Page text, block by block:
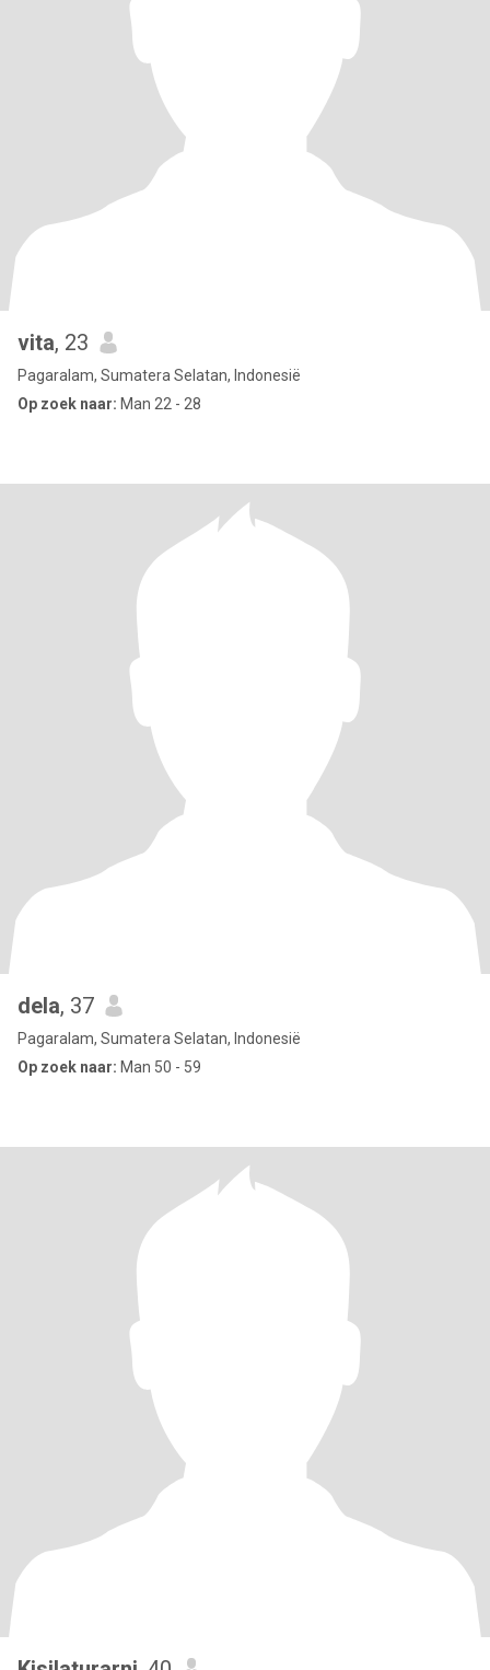
vita, 23
Pagaralam, Sumatera Selatan, Indonesië
Op zoek naar: Man 22 - 28
dela, 37
Pagaralam, Sumatera Selatan, Indonesië
Op zoek naar: Man 50 - 59